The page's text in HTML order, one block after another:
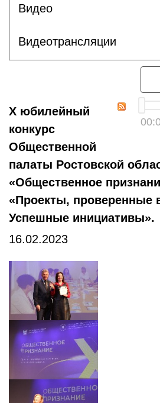
Видео
Видеотрансляции
Х юбилейный
конкурс
Общественной
палаты Ростовской
«Общественное
«Проекты, проверенные
Успешные инициативы».
16.02.2023